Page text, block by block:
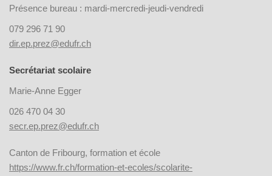
Présence bureau : mardi-mercredi-jeudi-vendredi
079 296 71 90
dir.ep.prez@edufr.ch
Secrétariat scolaire
Marie-Anne Egger
026 470 04 30
secr.ep.prez@edufr.ch
Canton de Fribourg, formation et école
https://www.fr.ch/formation-et-ecoles/scolarite-